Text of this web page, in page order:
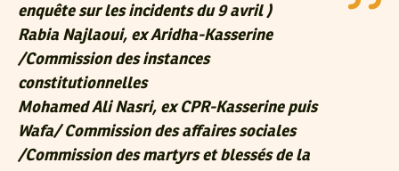
enquête sur les incidents du 9 avril )
Rabia Najlaoui, ex Aridha-Kasserine
/Commission des instances
constitutionnelles
Mohamed Ali Nasri, ex CPR-Kasserine puis
Wafa/ Commission des affaires sociales
/Commission des martyrs et blessés de la